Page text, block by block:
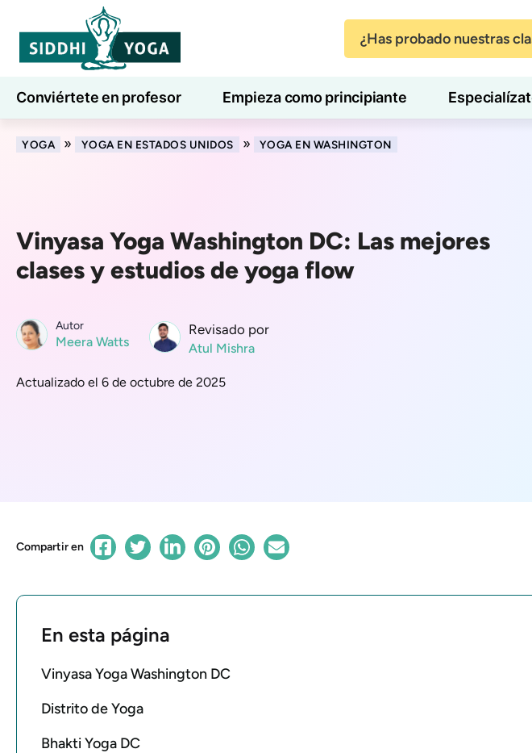
¿Has probado nuestras
Conviértete en profesor Empieza como principiante
7 días de bienestar Blog Aprender
YOGA » YOGA EN ESTADOS UNIDOS » YOGA EN WASHINGTON
Vinyasa Yoga Washington DC: Las mejores
clases y estudios de yoga flow
Autor
Meera Watts
Revisado por
Atul Mishra
Actualizado el 6 de octubre de 2025
Compartir en
En esta página
Vinyasa Yoga Washington DC
Distrito de Yoga
Bhakti Yoga DC